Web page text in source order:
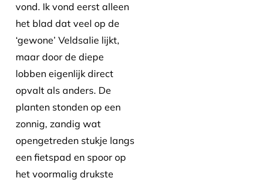
vond. Ik vond eerst alleen
het blad dat veel op de
‘gewone’ Veldsalie lijkt,
maar door de diepe
lobben eigenlijk direct
opvalt als anders. De
planten stonden op een
zonnig, zandig wat
opengetreden stukje langs
een fietspad en spoor op
het voormalig drukste